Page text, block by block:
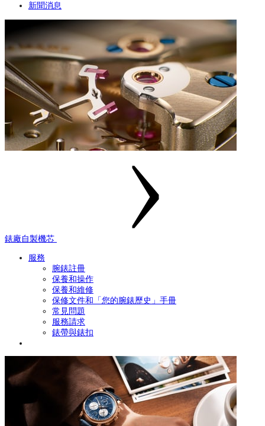
新聞消息
錶廠自製機芯
服務
腕錶註冊
保養和操作
保養和維修
保修文件和「您的腕錶歷史」手冊
常見問題
服務請求
錶帶與錶扣